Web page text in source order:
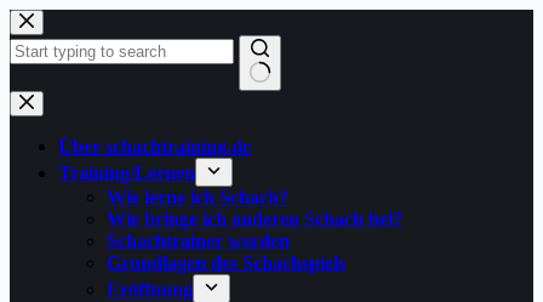
Zum
Inhalt
springen
Keine
Ergebnisse
Über schachtraining.de
Training/Lernen
Wie lerne ich Schach?
Wie bringe ich anderen Schach bei?
Schachtrainer werden
Grundlagen des Schachspiels
Eröffnung